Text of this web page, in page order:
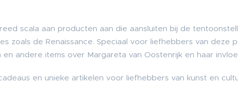
scala aan producten aan die aansluiten bij de
zoals de Renaissance. Speciaal voor liefhebbers van deze
andere items over Margareta van Oostenrijk en haar
en unieke artikelen voor liefhebbers van kunst en